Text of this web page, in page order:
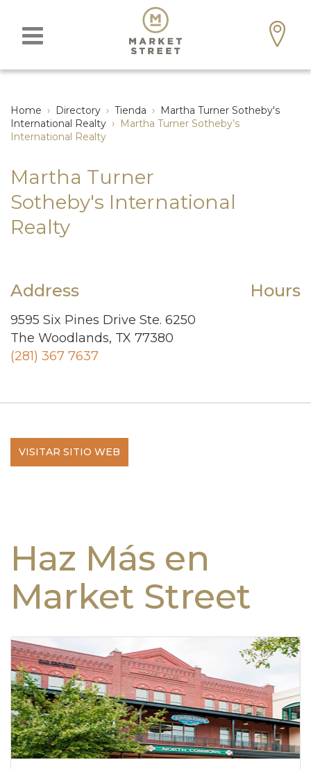
Home › Directory › Tienda › Martha Turner Sotheby's
International Realty › Martha Turner Sotheby’s
International Realty
Martha Turner
Sotheby's International
Realty
Address
9595 Six Pines Drive Ste. 6250
The Woodlands, TX 77380
(281) 367 7637
Hours
VISITAR SITIO WEB
Haz Más en
Market Street